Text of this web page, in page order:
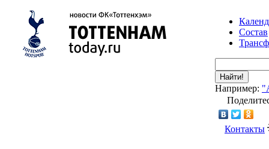
Состав
Найти!
Например:
Контакты